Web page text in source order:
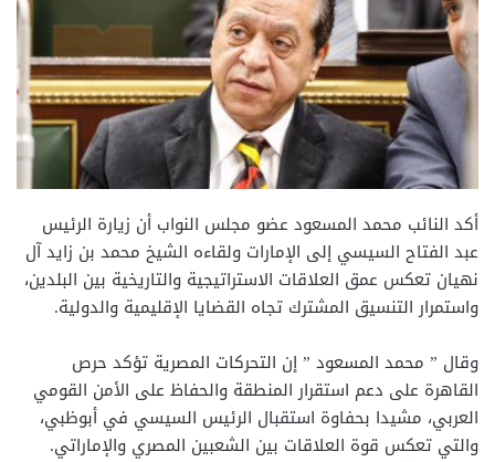
أكد النائب محمد المسعود عضو مجلس النواب أن زيارة الرئيس
عبد الفتاح السيسي إلى الإمارات ولقاءه الشيخ محمد بن زايد آل
نهيان تعكس عمق العلاقات الاستراتيجية والتاريخية بين البلدين،
واستمرار التنسيق المشترك تجاه القضايا الإقليمية والدولية.
وقال ” محمد المسعود ” إن التحركات المصرية تؤكد حرص
القاهرة على دعم استقرار المنطقة والحفاظ على الأمن القومي
العربي، مشيدا بحفاوة استقبال الرئيس السيسي في أبوظبي،
والتي تعكس قوة العلاقات بين الشعبين المصري والإماراتي.